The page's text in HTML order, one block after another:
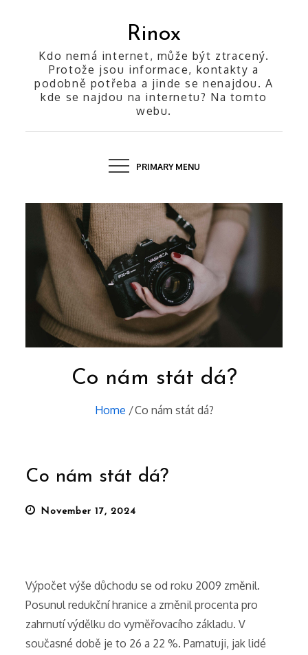
Rinox
Kdo nemá internet, může být ztracený.
Protože jsou informace, kontakty a
podobně potřeba a jinde se nenajdou. A
kde se najdou na internetu? Na tomto
webu.
PRIMARY MENU
Co nám stát dá?
Home Co nám stát dá?
Co nám stát dá?
Posted
November 17, 2024
Výpočet výše důchodu se od roku 2009 změnil.
Posunul redukční hranice a změnil procenta pro
zahrnutí výdělku do vyměřovacího základu. V
současné době je to 26 a 22 %. Pamatuji, jak lidé